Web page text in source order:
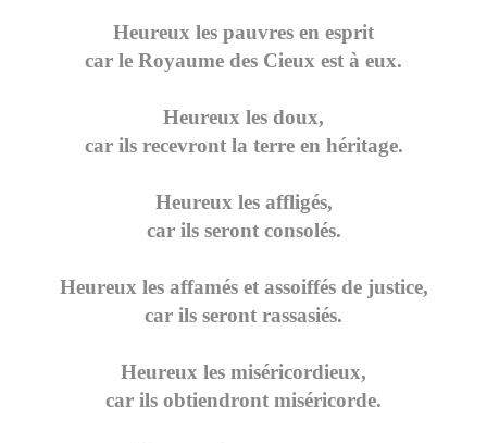
Heureux les pauvres en esprit
car le Royaume des Cieux est à eux.
Heureux les doux,
car ils recevront la terre en héritage.
Heureux les affligés,
car ils seront consolés.
Heureux les affamés et assoiffés de justice,
car ils seront rassasiés.
Heureux les miséricordieux,
car ils obtiendront miséricorde.